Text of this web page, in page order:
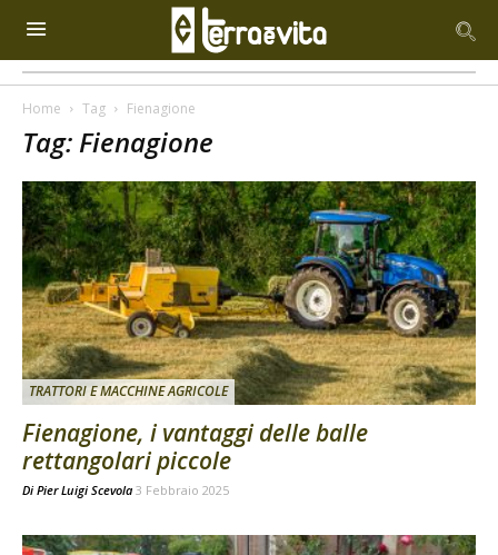
Home Tag Fienagione
Tag: Fienagione
TRATTORI E MACCHINE AGRICOLE
Fienagione, i vantaggi delle balle
rettangolari piccole
Di Pier Luigi Scevola 3 Febbraio 2025